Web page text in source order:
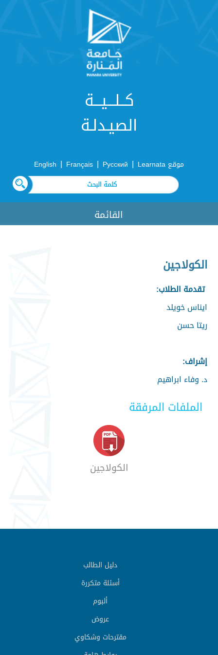
كــلـــيـــة
الصيـدلـة
موقع Learnata |
Русский
|
Français
|
English
القائمة
الكولاجين
تقدمة الطلاب:
ايناس خويلد
ريتا حسن
إشراف:
د. وفاء ابراهيم
الملفات المرفقة
الكولاجين
دليل الطالب
أسئلة متكررة
ألبوم
عروض
مقترحات وشكاوي